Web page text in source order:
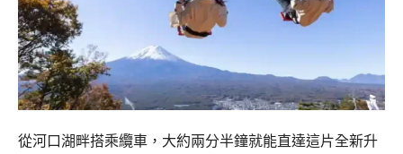
從河口湖畔搭乘纜車，大約兩分半鐘就能直達這片全新升